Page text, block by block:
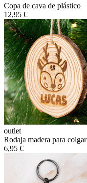
Copa de cava de plástico
12,95 €
outlet
Rodaja madera para colgar
6,95 €